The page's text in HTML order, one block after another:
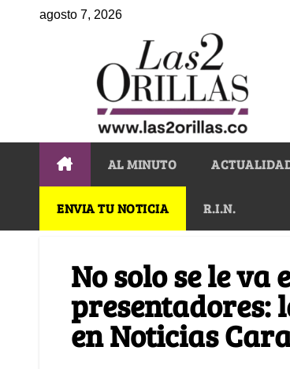
agosto 7, 2026
AL MINUTO
ENVIA TU NOTICIA R.I.N.
No solo se le
presentadores:
en Noticias